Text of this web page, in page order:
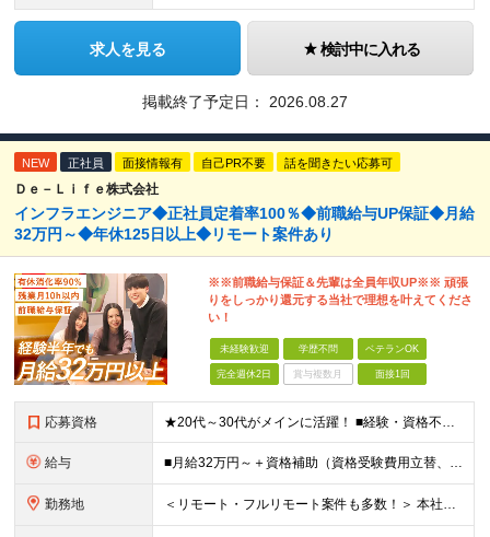
求人を見る 検討中に入れる
掲載終了予定日： 2026.08.27
NEW 正社員 面接情報有 自己PR不要 話を聞きたい応募可
Ｄｅ－Ｌｉｆｅ株式会社
インフラエンジニア◆正社員定着率100％◆前職給与UP保証◆月給
32万円～◆年休125日以上◆リモート案件あり
※※前職給与保証＆先輩は全員年収UP※※ 頑張
りをしっかり還元する当社で理想を叶えてくださ
い！
未経験歓迎 学歴不問 ベテランOK
完全週休2日 賞与複数月 面接1回
応募資格 ★20代～30代がメインに活躍！ ■経験・資格不問 ■学歴不問 ━━━━━……‥ 当社では何よりもコミュニケーション力を 重視した採用を行っています！
給与 ■月給32万円～＋資格補助（資格受験費用立替、書籍代立替）＋リファラル手当（経験者10万円/未経験者6万円） ※給与は経験・スキルに応じて決定します ※上記給与額には固定残業代（20時間分/39,68
勤務地 ＜リモート・フルリモート案件も多数！＞ 本社または都内のクライアント先での勤務となります。 ■本社/東京都千代田区神田司町2-10-4 NOVEL WORK Kanda 3階 (変更の範囲)上記を除